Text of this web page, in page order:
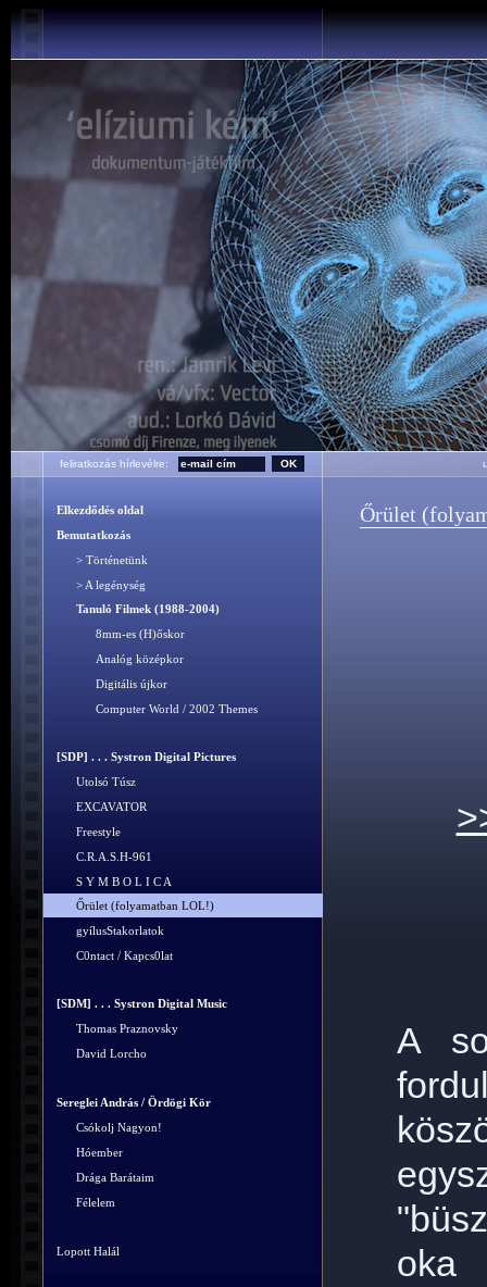
feliratkozás hírlevélre:
Elkezdődés oldal
Bemutatkozás
> Történetünk
> A legénység
Tanuló Filmek (1988-2004)
8mm-es (H)őskor
Analóg középkor
Digitális újkor
Computer World / 2002 Themes
[SDP] . . . Systron Digital Pictures
Utolsó Túsz
EXCAVATOR
Freestyle
C.R.A.S.H-961
S Y M B O L I C A
Őrület (folyamatban LOL!)
gyílusStakorlatok
C0ntact / Kapcs0lat
[SDM] . . . Systron Digital Music
Thomas Praznovsky
David Lorcho
Sereglei András / Ördögi Kör
Csókolj Nagyon!
Hóember
Drága Barátaim
Félelem
Lopott Halál
Őrület
A
oka